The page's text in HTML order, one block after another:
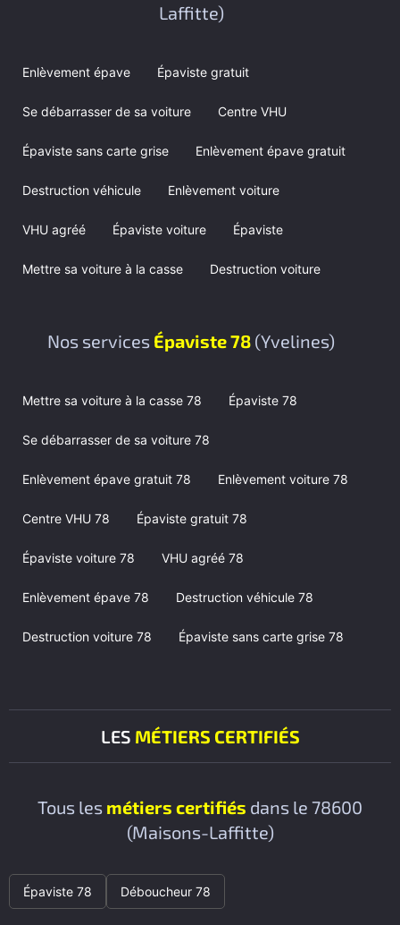
Laffitte)
Enlèvement épave Épaviste gratuit
Se débarrasser de sa voiture Centre VHU
Épaviste sans carte grise Enlèvement épave gratuit
Destruction véhicule Enlèvement voiture
VHU agréé Épaviste voiture Épaviste
Mettre sa voiture à la casse Destruction voiture
Nos services Épaviste 78 (Yvelines)
Mettre sa voiture à la casse 78 Épaviste 78
Se débarrasser de sa voiture 78
Enlèvement épave gratuit 78 Enlèvement voiture 78
Centre VHU 78 Épaviste gratuit 78
Épaviste voiture 78 VHU agréé 78
Enlèvement épave 78 Destruction véhicule 78
Destruction voiture 78 Épaviste sans carte grise 78
LES MÉTIERS CERTIFIÉS
Tous les métiers certifiés dans le 78600
(Maisons-Laffitte)
Épaviste 78 Déboucheur 78